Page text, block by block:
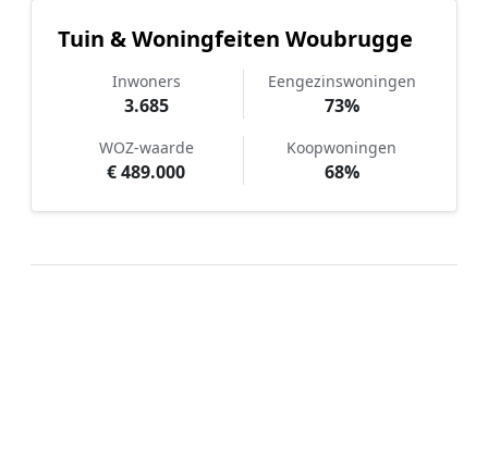
Tuin & Woningfeiten Woubrugge
Inwoners
3.685
Eengezinswoningen
73%
WOZ-waarde
€ 489.000
Koopwoningen
68%